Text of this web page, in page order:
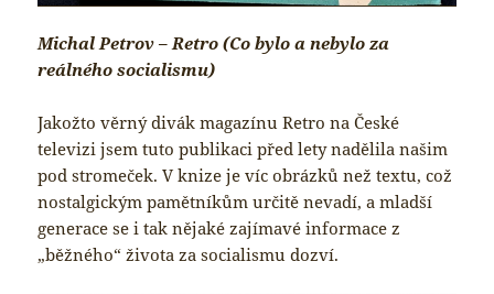
Michal Petrov – Retro (Co bylo a nebylo za
reálného socialismu)
Jakožto věrný divák magazínu Retro na České
televizi jsem tuto publikaci před lety nadělila našim
pod stromeček. V knize je víc obrázků než textu, což
nostalgickým pamětníkům určitě nevadí, a mladší
generace se i tak nějaké zajímavé informace z
„běžného“ života za socialismu dozví.